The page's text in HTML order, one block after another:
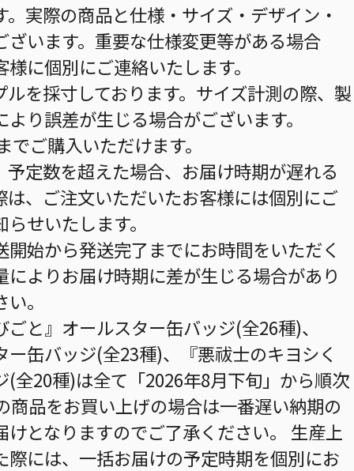
実際の商品と仕様・サイズ・デザイン・
います。重要な仕様変更等がある場合
に個別にご連絡いたします。
を採寸しております。サイズ計測の際、製
り誤差が生じる場合がございます。
ご購入いただけます。
定数を超えた場合、お届け時期が遅れる
、ご注文いただいたお客様には個別にご
せいたします。
始から発送完了までにお時間をいただく
よりお届け時期に差が生じる場合があり
。
と』オールスター缶バッジ(全26種)、
缶バッジ(全23種)、『悪祓士のキヨシく
(全20種)は全て「2026年8月下旬」から順次
商品をお買い上げの場合は一番遅い納期の
となりますのでご了承ください。 生産上
には、一括お届けの予定時期を個別にお